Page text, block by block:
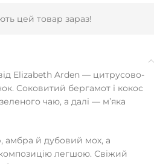
цей товар зараз!
Elizabeth Arden — цитрусово-
Соковитий бергамот і кокос
чаю, а далі — мʼяка
амбра й дубовий мох, а
легшою. Свіжий